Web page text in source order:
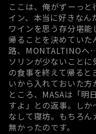
ここは、俺がずーっ
イン、本当に好きな
ワインを思う存分堪
帰ることを決めてい
路、MONTALTINOへ
ソリンが少ないこと
の食事を終えて帰ると
いから入れておいた
ところ、MASAは「明
すよ」との返事。し
なして寝坊。もちろ
無かったのです。